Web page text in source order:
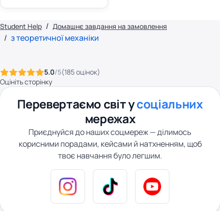
Student Help Домашнє завдання на замовлення
з теоретичної механіки
5.0/5(185оцінок)
Оцініть сторінку
Перевертаємо світ усоціальних
мережах
Приєднуйся до наших соцмереж — ділимось
корисними порадами, кейсами й натхненням, щоб
твоє навчання було легшим.